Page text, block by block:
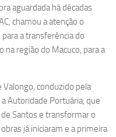
aguardada há décadas
chamou a atenção o
a transferência do
região do Macuco, para a
conduzido pela
Autoridade Portuária, que
Santos e transformar o
já iniciaram e a primeira